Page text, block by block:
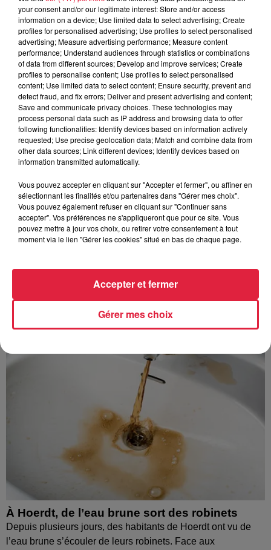
6 août 2026
À Hoerdt, de l’eau brune sort des
robinets
6 août 2026
Tags antisémites à Strasbourg :
Catherine Trautmann réagit
6 août 2026
avec les flamants rouges
À découvrir également
À Hoerdt, de l’eau brune sort des robinets
Depuis plusieurs jours, des habitants de Hoerdt ont vu de
l’eau brune s’écouler de leurs robinets. Face aux
your consent and/or our legitimate interest: Store and/or access
information on a device; Use limited data to select advertising; Create
profiles for personalised advertising; Use profiles to select personalised
advertising; Measure advertising performance; Measure content
performance; Understand audiences through statistics or combinations
of data from different sources; Develop and improve services; Create
profiles to personalise content; Use profiles to select personalised
content; Use limited data to select content; Ensure security, prevent and
detect fraud, and fix errors; Deliver and present advertising and content;
Save and communicate privacy choices. These technologies may
process personal data such as IP address and browsing data to offer
following functionalities: Identify devices based on information actively
requested; Use precise geolocation data; Match and combine data from
other data sources; Link different devices; Identify devices based on
information transmitted automatically.
Vous pouvez accepter en cliquant sur "Accepter et fermer", ou affiner en
sélectionnant les finalités et/ou partenaires dans "Gérer mes choix".
Vous pouvez également refuser en cliquant sur "Continuer sans
accepter". Vos préférences ne s'appliqueront que pour ce site. Vous
pouvez mettre à jour vos choix, ou retirer votre consentement à tout
moment via le lien "Gérer les cookies" situé en bas de chaque page.
Gérer mes choix
Accepter et fermer